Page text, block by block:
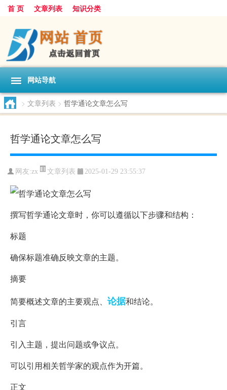
首 页 文章列表 知识分类
网站导航
> 文章列表 > 哲学通论文章怎么写
哲学通论文章怎么写
网友:zx 文章列表 2025-01-29 23:55:37
撰写哲学通论文章时，你可以遵循以下步骤和结构：
标题
确保标题准确反映文章的主题。
摘要
简要概述文章的主要观点、 论据和结论。
引言
引入主题，提出问题或争议点。
可以引用相关哲学家的观点作为开篇。
正文